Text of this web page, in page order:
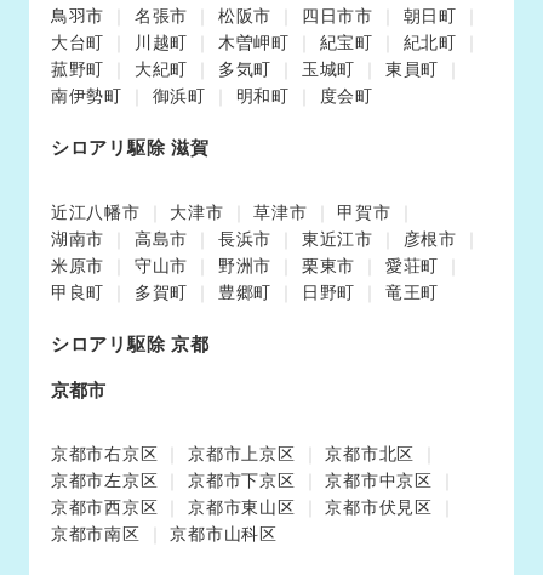
鳥羽市
名張市 松阪市 四日市市
朝日町
大台町
川越町 木曽岬町 紀宝町
紀北町
菰野町
大紀町 多気町 玉城町
東員町
南伊勢町
御浜町 明和町 度会町
シロアリ駆除 滋賀
近江八幡市 大津市 草津市
甲賀市
湖南市
高島市 長浜市 東近江市
彦根市
米原市
守山市 野洲市 栗東市
愛荘町
甲良町
多賀町 豊郷町 日野町 竜王町
シロアリ駆除 京都
京都市
京都市右京区 京都市上京区
京都市北区
京都市左京区
京都市下京区
京都市中京区
京都市西京区
京都市東山区
京都市伏見区
京都市南区
京都市山科区